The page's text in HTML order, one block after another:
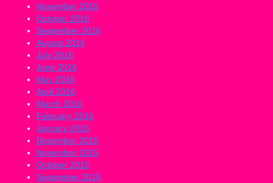
November 2016
October 2016
September 2016
August 2016
July 2016
June 2016
May 2016
April 2016
March 2016
February 2016
January 2016
December 2015
November 2015
October 2015
September 2015